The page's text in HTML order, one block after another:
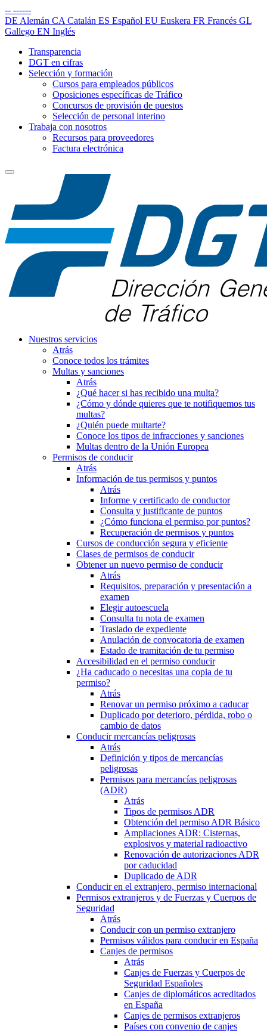
-- ------
DE Alemán CA Catalán ES Español EU Euskera FR Francés GL
Gallego EN Inglés
Transparencia
DGT en cifras
Selección y formación
Cursos para empleados públicos
Oposiciones específicas de Tráfico
Concursos de provisión de puestos
Selección de personal interino
Trabaja con nosotros
Recursos para proveedores
Factura electrónica
Nuestros servicios
Atrás
Conoce todos los trámites
Multas y sanciones
Atrás
¿Qué hacer si has recibido una multa?
¿Cómo y dónde quieres que te notifiquemos tus
multas?
¿Quién puede multarte?
Conoce los tipos de infracciones y sanciones
Multas dentro de la Unión Europea
Permisos de conducir
Atrás
Información de tus permisos y puntos
Atrás
Informe y certificado de conductor
Consulta y justificante de puntos
¿Cómo funciona el permiso por puntos?
Recuperación de permisos y puntos
Cursos de conducción segura y eficiente
Clases de permisos de conducir
Obtener un nuevo permiso de conducir
Atrás
Requisitos, preparación y presentación a
examen
Elegir autoescuela
Consulta tu nota de examen
Traslado de expediente
Anulación de convocatoria de examen
Estado de tramitación de tu permiso
Accesibilidad en el permiso conducir
¿Ha caducado o necesitas una copia de tu
permiso?
Atrás
Renovar un permiso próximo a caducar
Duplicado por deterioro, pérdida, robo o
cambio de datos
Conducir mercancías peligrosas
Atrás
Definición y tipos de mercancías
peligrosas
Permisos para mercancías peligrosas
(ADR)
Atrás
Tipos de permisos ADR
Obtención del permiso ADR Básico
Ampliaciones ADR: Cisternas,
explosivos y material radioactivo
Renovación de autorizaciones ADR
por caducidad
Duplicado de ADR
Conducir en el extranjero, permiso internacional
Permisos extranjeros y de Fuerzas y Cuerpos de
Seguridad
Atrás
Conducir con un permiso extranjero
Permisos válidos para conducir en España
Canjes de permisos
Atrás
Canjes de Fuerzas y Cuerpos de
Seguridad Españoles
Canjes de diplomáticos acreditados
en España
Canjes de permisos extranjeros
Países con convenio de canjes